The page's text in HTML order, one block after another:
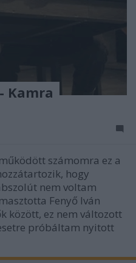
Kamra
számomra ez a
hogy
nem voltam
Fenyő Iván
között, ez nem változott
próbáltam nyitott